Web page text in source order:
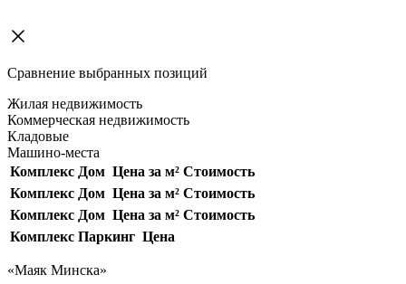
Сравнение выбранных позиций
Жилая недвижимость
Коммерческая недвижимость
Кладовые
Машино-места
Комплекс Дом Цена за м² Стоимость
Комплекс Дом Цена за м² Стоимость
Комплекс Дом Цена за м² Стоимость
Комплекс Паркинг Цена
«Маяк Минска»